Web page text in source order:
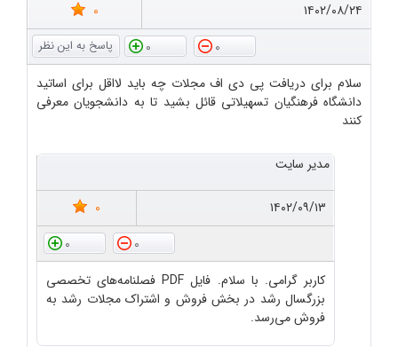
۱۴۰۲/۰۸/۲۴
0
0
0
سلام برای دریافت پی دی اف مجلات چه باید لااقل برای اساتید
دانشگاه فرهنگیان تسهیلاتی قائل بشید تا به دانشجویان معرفی
کنند
مدیر سایت
۱۴۰۲/۰۹/۱۳
0
0
0
کاربر گرامی. با سلام. فایل PDF فصلنامه‌های تخصصی
بزرگسال رشد در بخش فروش و اشتراک مجلات رشد به
فروش می‌رسد.